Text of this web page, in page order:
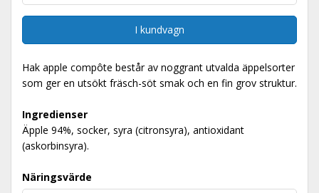
I kundvagn
Hak apple compôte består av noggrant utvalda äppelsorter
som ger en utsökt fräsch-söt smak och en fin grov struktur.
Ingredienser
Äpple 94%, socker, syra (citronsyra), antioxidant
(askorbinsyra).
Näringsvärde